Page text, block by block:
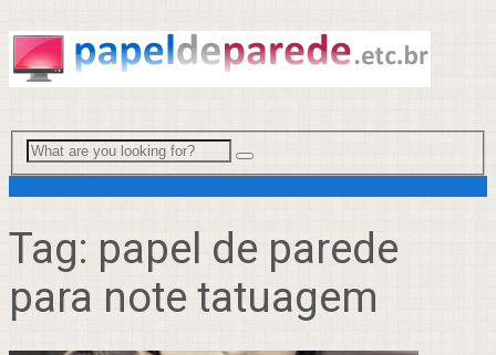
Tag: papel de parede
para note tatuagem